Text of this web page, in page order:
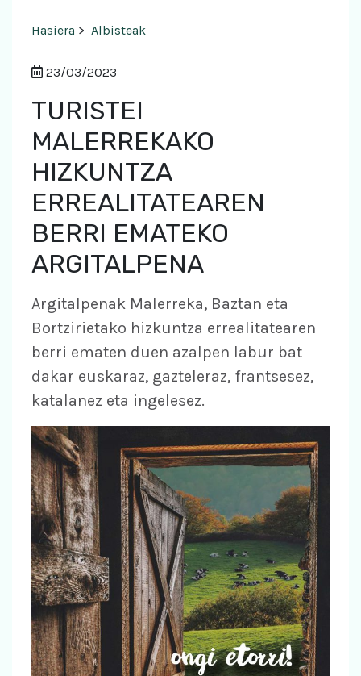
Hasiera > Albisteak
23/03/2023
TURISTEI
MALERREKAKO
HIZKUNTZA
ERREALITATEAREN
BERRI EMATEKO
ARGITALPENA
Argitalpenak Malerreka, Baztan eta
Bortzirietako hizkuntza errealitatearen
berri ematen duen azalpen labur bat
dakar euskaraz, gazteleraz, frantsesez,
katalanez eta ingelesez.